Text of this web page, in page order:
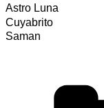
Astro Luna
Cuyabrito
Saman